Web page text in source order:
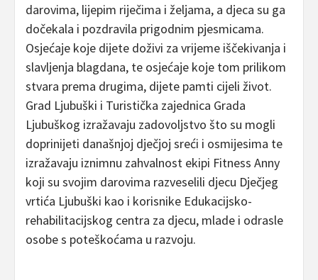
darovima, lijepim riječima i željama, a djeca su ga
dočekala i pozdravila prigodnim pjesmicama.
Osjećaje koje dijete doživi za vrijeme iščekivanja i
slavljenja blagdana, te osjećaje koje tom prilikom
stvara prema drugima, dijete pamti cijeli život.
Grad Ljubuški i Turistička zajednica Grada
Ljubuškog izražavaju zadovoljstvo što su mogli
doprinijeti današnjoj dječjoj sreći i osmijesima te
izražavaju iznimnu zahvalnost ekipi Fitness Anny
koji su svojim darovima razveselili djecu Dječjeg
vrtića Ljubuški kao i korisnike Edukacijsko-
rehabilitacijskog centra za djecu, mlade i odrasle
osobe s poteškoćama u razvoju.